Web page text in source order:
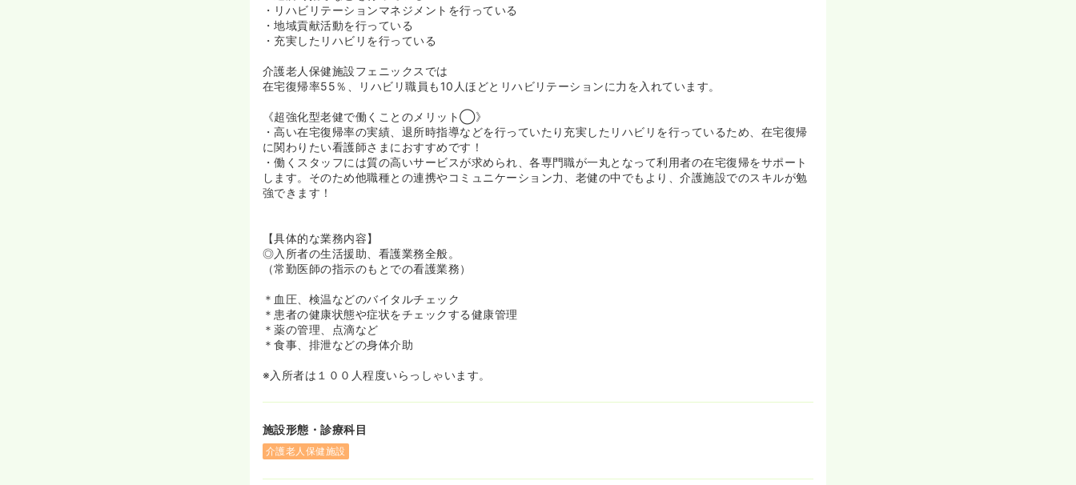
また、お仕事帰りのお買い物やお子様の送り迎えにも便利です。
・リハビリテーションマネジメントを行っている
・地域貢献活動を行っている
・充実したリハビリを行っている
介護老人保健施設フェニックスでは
在宅復帰率55％、リハビリ職員も10人ほどとリハビリテーションに力を入れています。
《超強化型老健で働くことのメリット◯》
・高い在宅復帰率の実績、退所時指導などを行っていたり充実したリハビリを行っているため、在宅復帰
に関わりたい看護師さまにおすすめです！
・働くスタッフには質の高いサービスが求められ、各専門職が一丸となって利用者の在宅復帰をサポート
します。そのため他職種との連携やコミュニケーション力、老健の中でもより、介護施設でのスキルが勉
強できます！
【具体的な業務内容】
◎入所者の生活援助、看護業務全般。
（常勤医師の指示のもとでの看護業務）
＊血圧、検温などのバイタルチェック
＊患者の健康状態や症状をチェックする健康管理
＊薬の管理、点滴など
＊食事、排泄などの身体介助
※入所者は１００人程度いらっしゃいます。
施設形態・診療科目
介護老人保健施設